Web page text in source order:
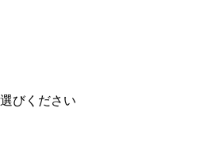
びください